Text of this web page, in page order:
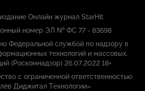
Онлайн журнал StarHit
номер ЭЛ № ФС 77 - 83698
Федеральной службой по надзору в
технологий и массовых,
(Роскомнадзор) 26.07.2022 18+
с ограниченной ответственностью
Диджитал Технологии»